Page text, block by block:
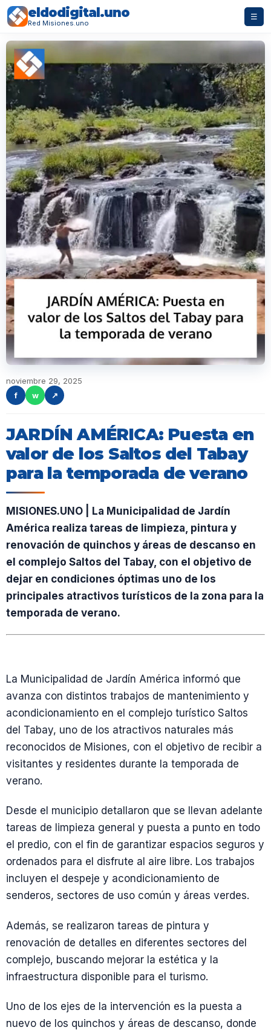
eldodigital.uno
Red Misiones.uno
☰
noviembre 29, 2025
f
w ↗
JARDÍN AMÉRICA: Puesta en
valor de los Saltos del Tabay
para la temporada de verano
MISIONES.UNO | La Municipalidad de Jardín
América realiza tareas de limpieza, pintura y
renovación de quinchos y áreas de descanso en
el complejo Saltos del Tabay, con el objetivo de
dejar en condiciones óptimas uno de los
principales atractivos turísticos de la zona para la
temporada de verano.
La Municipalidad de Jardín América informó que
avanza con distintos trabajos de mantenimiento y
acondicionamiento en el complejo turístico Saltos
del Tabay, uno de los atractivos naturales más
reconocidos de Misiones, con el objetivo de recibir a
visitantes y residentes durante la temporada de
verano.
Desde el municipio detallaron que se llevan adelante
tareas de limpieza general y puesta a punto en todo
el predio, con el fin de garantizar espacios seguros y
ordenados para el disfrute al aire libre. Los trabajos
incluyen el despeje y acondicionamiento de
senderos, sectores de uso común y áreas verdes.
Además, se realizaron tareas de pintura y
renovación de detalles en diferentes sectores del
complejo, buscando mejorar la estética y la
infraestructura disponible para el turismo.
Uno de los ejes de la intervención es la puesta a
nuevo de los quinchos y áreas de descanso, donde